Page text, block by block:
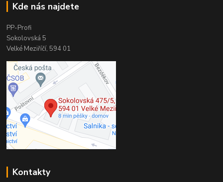
Kde nás najdete
PP-Profi
Sokolovská 5
Velké Meziříčí, 594 01
Kontakty